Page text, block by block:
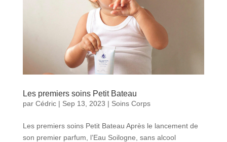
Les premiers soins Petit Bateau
par Cédric| Sep 13, 2023 | Soins Corps
Les premiers soins Petit Bateau Après le lancement de
son premier parfum, l’Eau Soilogne, sans alcool